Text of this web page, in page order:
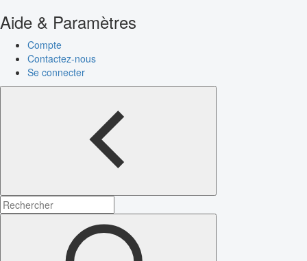
Aide & Paramètres
Compte
Contactez-nous
Se connecter